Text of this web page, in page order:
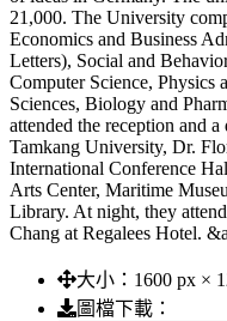
21,000. The University
Economics and Business
Letters), Social and
Computer Science, Physics
Sciences, Biology and
attended the reception and
Tamkang University, Dr.
International Conference
Arts Center, Maritime
Library. At night, they
Chang at Regalees Hotel.
大小： 1600 px ×
圖檔下載：